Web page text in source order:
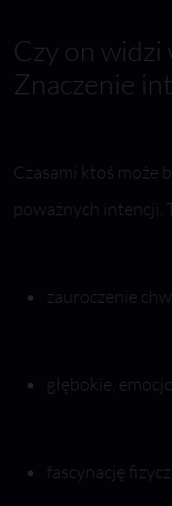
Czy on widzi
Znaczenie
Czasami ktoś może
poważnych intencji.
zauroczenie
głębokie,
fascynację